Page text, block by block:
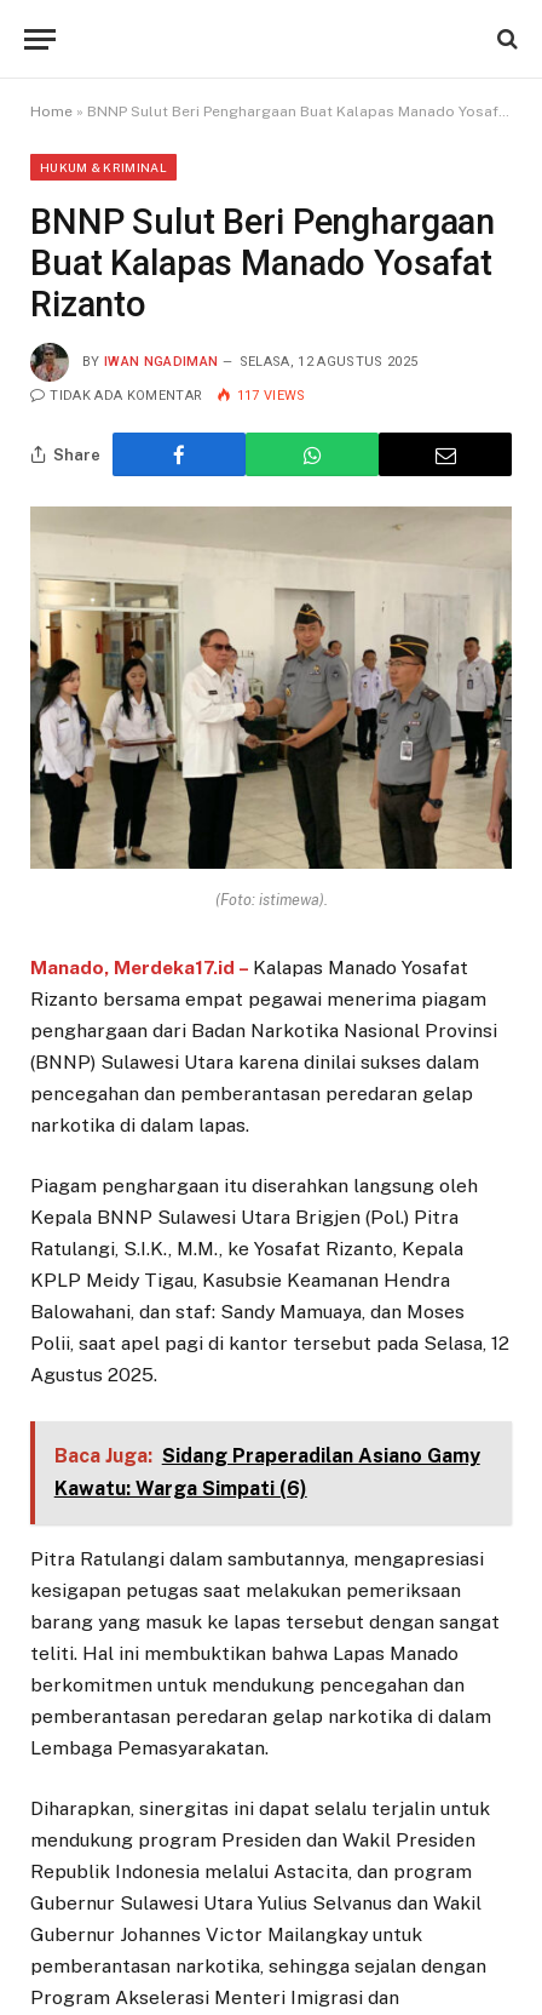
Home » BNNP Sulut Beri Penghargaan Buat Kalapas Manado Yosafat Rizanto
HUKUM & KRIMINAL
BNNP Sulut Beri Penghargaan
Buat Kalapas Manado Yosafat
Rizanto
BY IWAN NGADIMAN SELASA, 12 AGUSTUS 2025
TIDAK ADA KOMENTAR 117 VIEWS
Share
(Foto: istimewa).
Manado, Merdeka17.id – Kalapas Manado Yosafat
Rizanto bersama empat pegawai menerima piagam
penghargaan dari Badan Narkotika Nasional Provinsi
(BNNP) Sulawesi Utara karena dinilai sukses dalam
pencegahan dan pemberantasan peredaran gelap
narkotika di dalam lapas.
Piagam penghargaan itu diserahkan langsung oleh
Kepala BNNP Sulawesi Utara Brigjen (Pol.) Pitra
Ratulangi, S.I.K., M.M., ke Yosafat Rizanto, Kepala
KPLP Meidy Tigau, Kasubsie Keamanan Hendra
Balowahani, dan staf: Sandy Mamuaya, dan Moses
Polii, saat apel pagi di kantor tersebut pada Selasa, 12
Agustus 2025.
Baca Juga: Sidang Praperadilan Asiano Gamy
Kawatu: Warga Simpati (6)
Pitra Ratulangi dalam sambutannya, mengapresiasi
kesigapan petugas saat melakukan pemeriksaan
barang yang masuk ke lapas tersebut dengan sangat
teliti. Hal ini membuktikan bahwa Lapas Manado
berkomitmen untuk mendukung pencegahan dan
pemberantasan peredaran gelap narkotika di dalam
Lembaga Pemasyarakatan.
Diharapkan, sinergitas ini dapat selalu terjalin untuk
mendukung program Presiden dan Wakil Presiden
Republik Indonesia melalui Astacita, dan program
Gubernur Sulawesi Utara Yulius Selvanus dan Wakil
Gubernur Johannes Victor Mailangkay untuk
pemberantasan narkotika, sehingga sejalan dengan
Program Akselerasi Menteri Imigrasi dan